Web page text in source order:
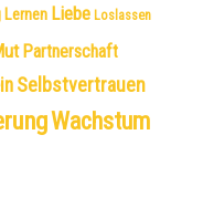
Lernen Liebe Loslassen
Partnerschaft
Selbstvertrauen
Wachstum